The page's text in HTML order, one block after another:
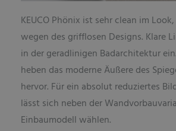
KEUCO Phönix ist sehr clean im
wegen des grifflosen Designs. Klare
in der geradlinigen Badarchitektur
heben das moderne Äußere des
hervor. Für ein absolut reduziertes
lässt sich neben der
Einbaumodell wählen.